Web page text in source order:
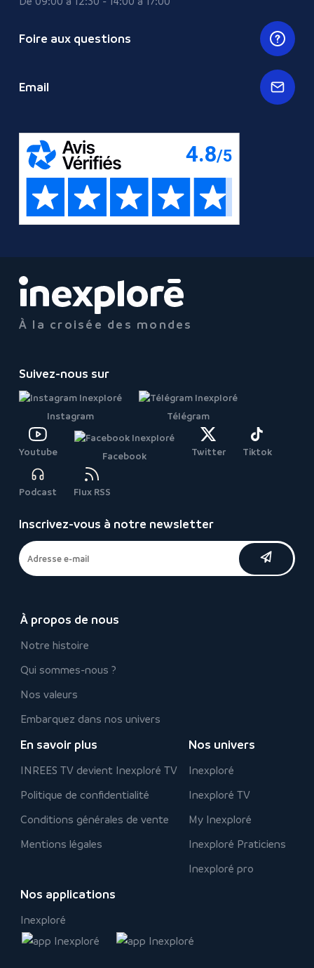
À la croisée des mondes
Suivez-nous sur
Instagram Télégram
Youtube Facebook Twitter Tiktok
Podcast Flux RSS
Inscrivez-vous à notre newsletter
À propos de nous
Notre histoire
Qui sommes-nous ?
Nos valeurs
Embarquez dans nos univers
En savoir plus
INREES TV devient Inexploré TV
Politique de confidentialité
Conditions générales de vente
Mentions légales
Nos univers
Inexploré
Inexploré TV
My Inexploré
Inexploré Praticiens
Inexploré pro
Nos applications
Inexploré
Foire aux questions
Email